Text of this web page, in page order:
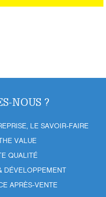
NOUS ?
LE SAVOIR-FAIRE
VALUE
QUALITÉ
DÉVELOPPEMENT
APRÈS-VENTE